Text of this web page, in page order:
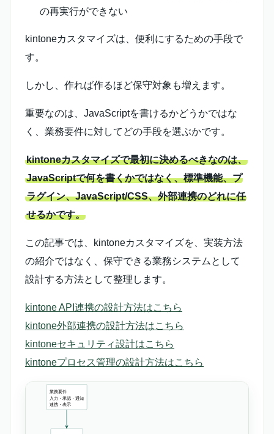
の再実行ができない
kintoneカスタマイズは、便利にするための手段で
す。
しかし、作れば作るほど保守対象も増えます。
重要なのは、JavaScriptを書けるかどうかではな
く、業務要件に対してどの手段を選ぶかです。
kintoneカスタマイズで最初に決めるべきなのは、
JavaScriptで何を書くかではなく、標準機能、プ
ラグイン、JavaScript/CSS、外部連携のどれに任
せるかです。
この記事では、kintoneカスタマイズを、実装方法
の紹介ではなく、保守できる業務システムとして
設計する方法として整理します。
kintone API連携の設計方法はこちら
kintone外部連携の設計方法はこちら
kintoneセキュリティ設計はこちら
kintoneプロセス管理の設計方法はこちら